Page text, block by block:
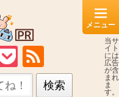
当サ
イト
には
広告
が含
まれ
ま
す。